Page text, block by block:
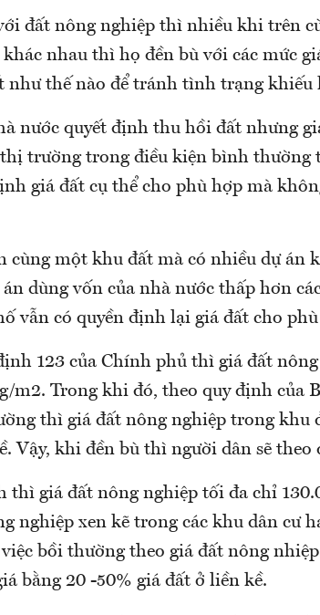
đất nông nghiệp thì nhiều khi trên
nhau thì họ đền bù với các mức
như thế nào để tránh tình trạng khiếu
nước quyết định thu hồi đất nhưng
trường trong điều kiện bình thường
giá đất cụ thể cho phù hợp mà
cùng một khu đất mà có nhiều dự án
án dùng vốn của nhà nước thấp hơn
vẫn có quyền định lại giá đất cho
123 của Chính phủ thì giá đất
m2. Trong khi đó, theo quy định của
thì giá đất nông nghiệp trong khu
Vậy, khi đền bù thì người dân sẽ theo
thì giá đất nông nghiệp tối đa chỉ
nghiệp xen kẽ trong các khu dân cư
bồi thường theo giá đất nông
bằng 20 -50% giá đất ở liền kề.